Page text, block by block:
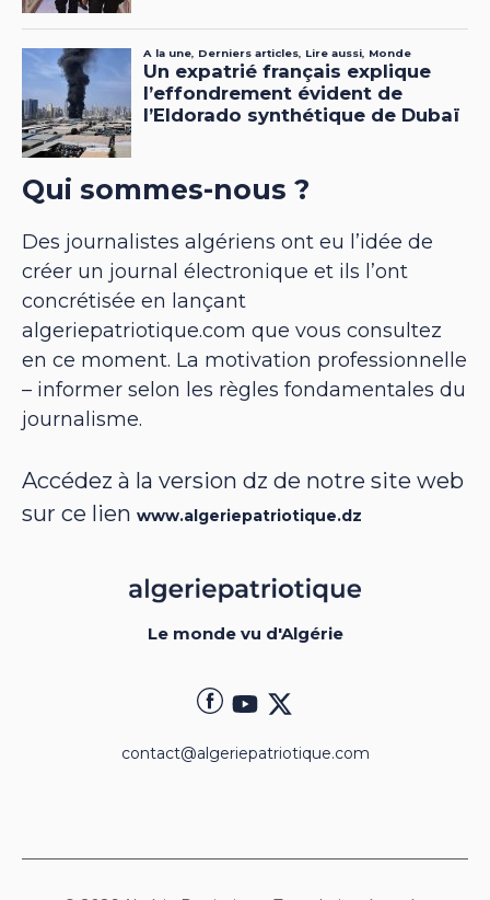
Qui sommes-nous ?
Des journalistes algériens ont eu l’idée de
créer un journal électronique et ils l’ont
concrétisée en lançant
algeriepatriotique.com que vous consultez
en ce moment. La motivation professionnelle
– informer selon les règles fondamentales du
journalisme.
Accédez à la version dz de notre site web
sur ce lien www.algeriepatriotique.dz
Le monde vu d'Algérie
contact@algeriepatriotique.com